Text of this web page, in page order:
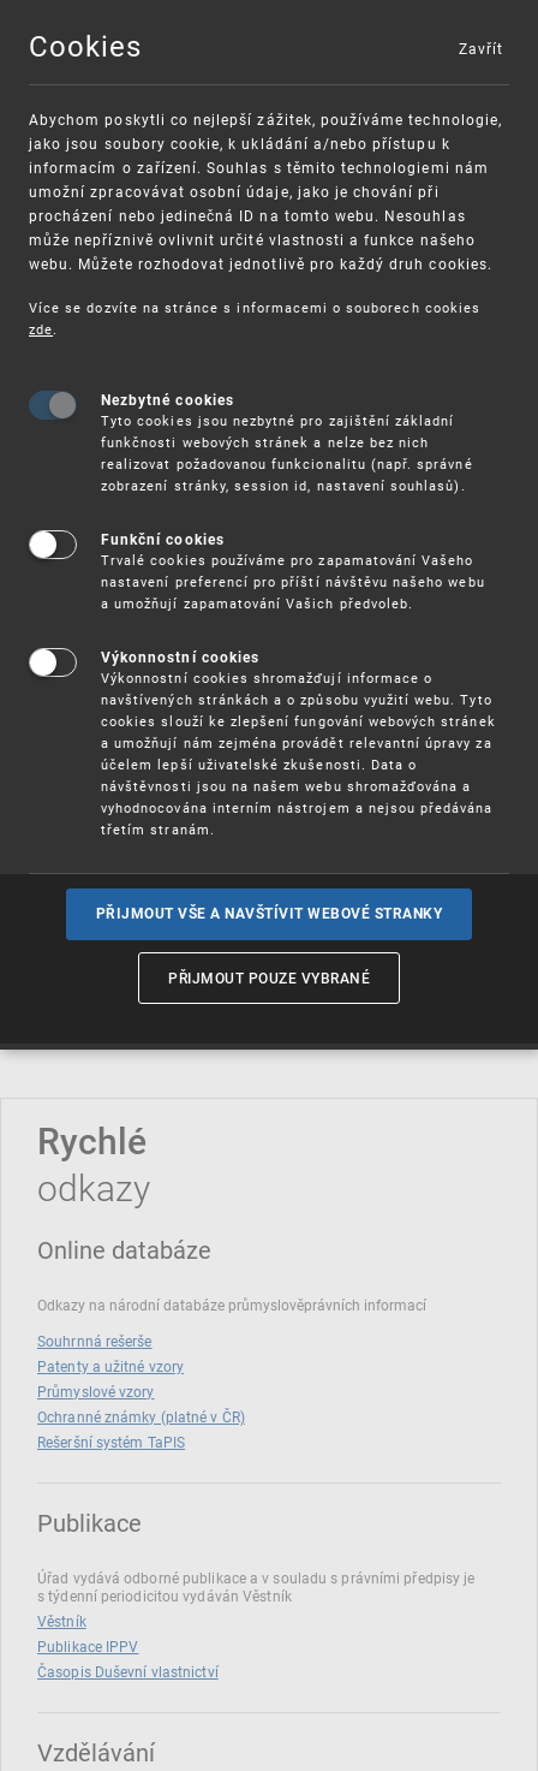
MENU
VAROVÁNÍ
Finanční podpora
Vynálezy / Patenty
Užitnévzory
Ochrannéznámky
Označení původua zeměpisná
Rychlé
odkazy
Online databáze
Odkazy na národní databáze průmyslověprávních informací
Souhrnná rešerše
Patenty a užitné vzory
Průmyslové vzory
Ochranné známky (platné v ČR)
Rešeršní systém TaPIS
Publikace
Úřad vydává odborné publikace a v souladu s právními předpisy je
s týdenní periodicitou vydáván Věstník
Věstník
Publikace IPPV
Časopis Duševní vlastnictví
Vzdělávání
Cookies
Abychom poskytli co nejlepší zážitek, používáme technologie,
jako jsou soubory cookie, k ukládání a/nebo přístupu k
informacím o zařízení. Souhlas s těmito technologiemi nám
umožní zpracovávat osobní údaje, jako je chování při
procházení nebo jedinečná ID na tomto webu. Nesouhlas
může nepříznivě ovlivnit určité vlastnosti a funkce našeho
webu. Můžete rozhodovat jednotlivě pro každý druh cookies.
Více se dozvíte na stránce s informacemi o souborech cookies
zde.
Nezbytné cookies
Tyto cookies jsou nezbytné pro zajištění základní
funkčnosti webových stránek a nelze bez nich
realizovat požadovanou funkcionalitu (např. správné
zobrazení stránky, session id, nastavení souhlasů).
Funkční cookies
Trvalé cookies používáme pro zapamatování Vašeho
nastavení preferencí pro příští návštěvu našeho webu
a umožňují zapamatování Vašich předvoleb.
Výkonnostní cookies
Výkonnostní cookies shromažďují informace o
navštívených stránkách a o způsobu využití webu. Tyto
cookies slouží ke zlepšení fungování webových stránek
a umožňují nám zejména provádět relevantní úpravy za
účelem lepší uživatelské zkušenosti. Data o
návštěvnosti jsou na našem webu shromažďována a
vyhodnocována interním nástrojem a nejsou předávána
třetím stranám.
PŘIJMOUT VŠE A NAVŠTÍVIT WEBOVÉ STRANKY
PŘIJMOUT POUZE VYBRANÉ
Zavřít